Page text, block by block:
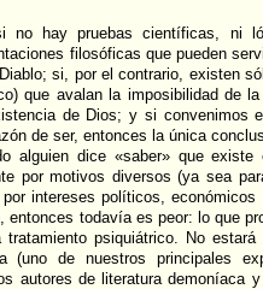
no hay pruebas científicas, ni
filosóficas que pueden
si, por el contrario, existen
que avalan la imposibilidad de
de Dios; y si convenimos
de ser, entonces la única
alguien dice «saber» que
por motivos diversos (ya sea
intereses políticos,
entonces todavía es peor: lo que
tratamiento psiquiátrico. No
(uno de nuestros principales
autores de literatura demoníaca